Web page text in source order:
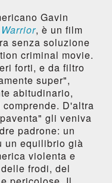
Gavin
Warrior, è un film
senza soluzione
criminal movie.
forti, e da filtro
super",
abitudinario,
D'altra
gli veniva
padrone: un
un equilibrio già
violenta e
frodi, del